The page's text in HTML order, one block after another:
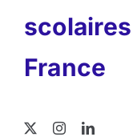
France